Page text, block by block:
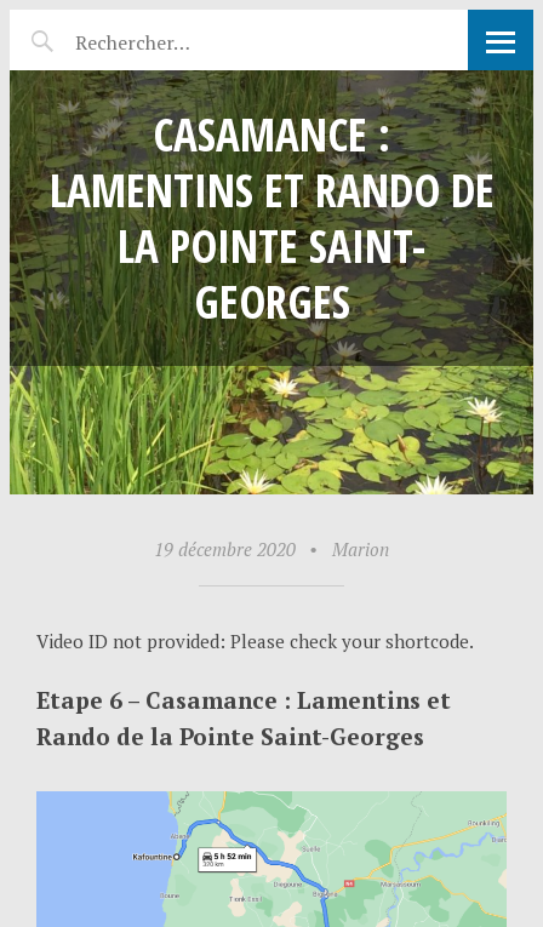
CASAMANCE :
LAMENTINS ET RANDO DE
LA POINTE SAINT-
GEORGES
19 décembre 2020 • Marion
Video ID not provided: Please check your shortcode.
Etape 6 – Casamance : Lamentins et
Rando de la Pointe Saint-Georges